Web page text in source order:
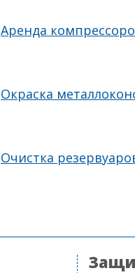
Аренда
Окраска
Очистка